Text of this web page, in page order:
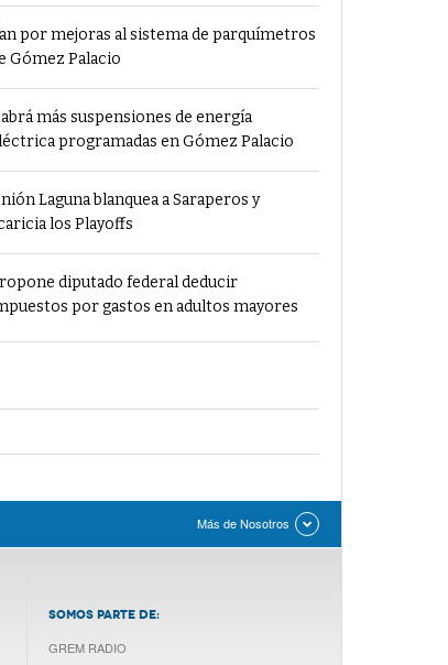
por mejoras al sistema de parquímetros
Gómez Palacio
más suspensiones de energía
programadas en Gómez Palacio
Laguna blanquea a Saraperos y
los Playoffs
diputado federal deducir
por gastos en adultos mayores
Más de Nosotros
SOMOS PARTE DE:
GREM RADIO